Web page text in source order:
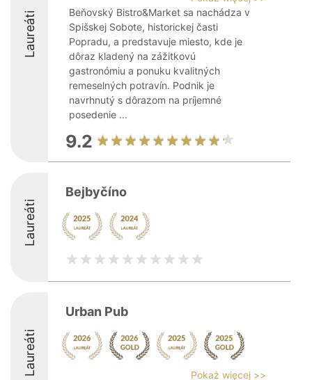
Laureáti
Beňovský Bistro&Market sa nachádza v
Spišskej Sobote, historickej časti
Popradu, a predstavuje miesto, kde je
dôraz kladený na zážitkovú
gastronómiu a ponuku kvalitných
remeselných potravín. Podnik je
navrhnutý s dôrazom na príjemné
posedenie ...
9.2
Laureáti
Bejbyčíno
Laureáti
Urban Pub
Pokaż więcej >>